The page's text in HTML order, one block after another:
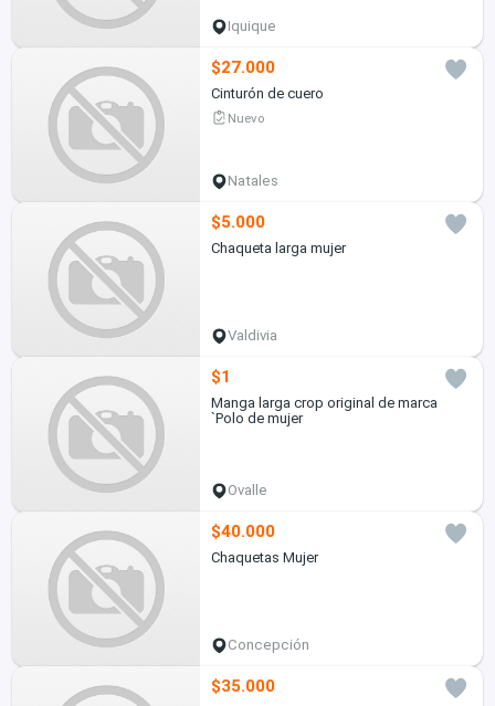
Iquique
$27.000
Cinturón de cuero
Nuevo
Natales
$5.000
Chaqueta larga mujer
Valdivia
$1
Manga larga crop original de marca
`Polo de mujer
Ovalle
$40.000
Chaquetas Mujer
Concepción
$35.000